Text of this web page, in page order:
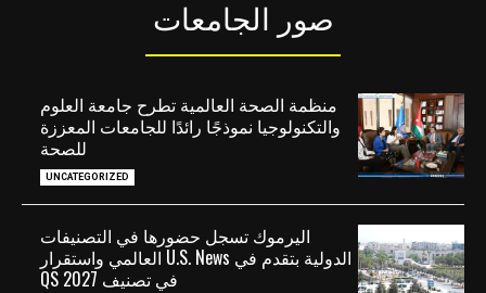
صور الجامعات
منظمة الصحة العالمية تطرح جامعة العلوم
والتكنولوجيا نموذجًا رائدًا للجامعات المعززة
للصحة
UNCATEGORIZED
اليرموك تسجل حضورها في التصنيفات
الدولية بتقدم في U.S. News العالمي واستقرار
في تصنيف QS 2027